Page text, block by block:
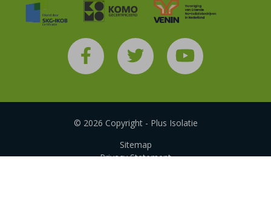
© 2026 Copyright - Plus Isolatie
Sitemap
Privacy Statement